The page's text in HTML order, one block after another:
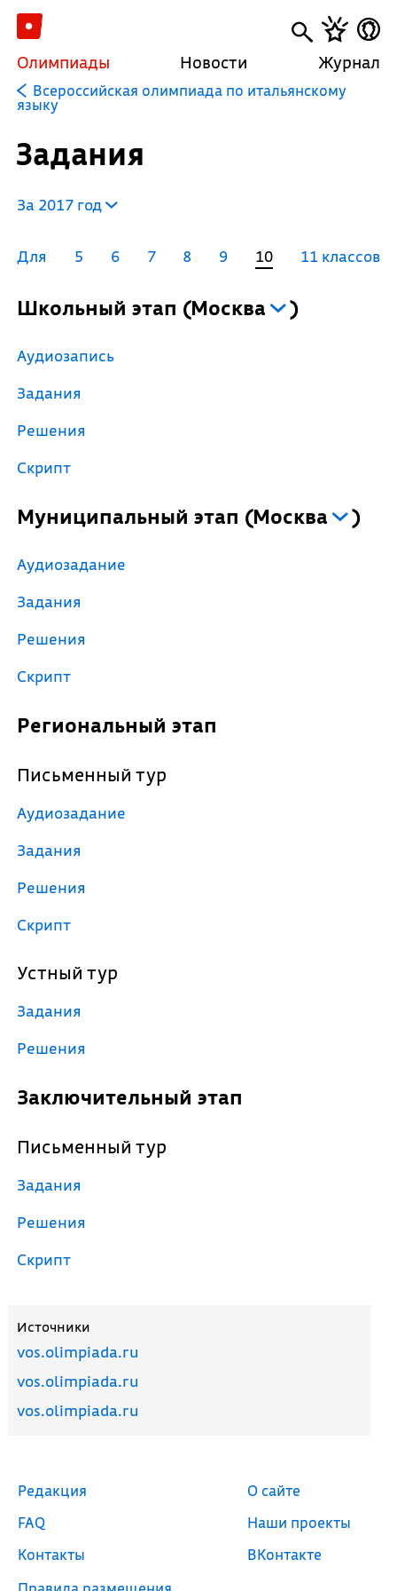
Олимпиады Новости Журнал
Всероссийская олимпиада по итальянскому
языку
Задания
За 2017 год
Для 5 6 7 8 9 10 11 классов
Школьный этап (Москва )
Аудиозапись
Задания
Решения
Скрипт
Муниципальный этап (Москва )
Аудиозадание
Задания
Решения
Скрипт
Региональный этап
Письменный тур
Аудиозадание
Задания
Решения
Скрипт
Устный тур
Задания
Решения
Заключительный этап
Письменный тур
Задания
Решения
Скрипт
Источники
vos.olimpiada.ru
vos.olimpiada.ru
vos.olimpiada.ru
Редакция
FAQ
Контакты
О сайте
Наши проекты
ВКонтакте